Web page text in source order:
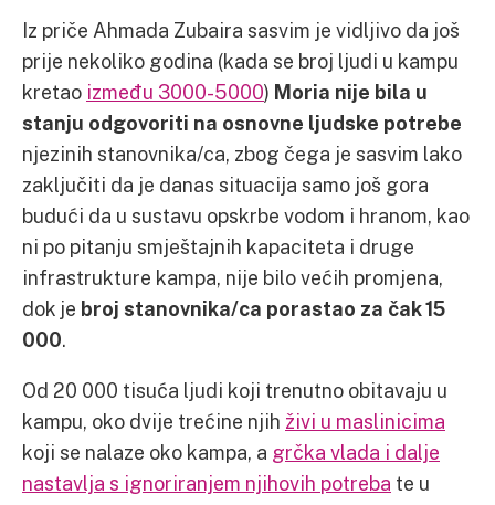
Iz priče Ahmada Zubaira sasvim je vidljivo da još
prije nekoliko godina (kada se broj ljudi u kampu
kretao između 3000-5000) Moria nije bila u
stanju odgovoriti na osnovne ljudske potrebe
njezinih stanovnika/ca, zbog čega je sasvim lako
zaključiti da je danas situacija samo još gora
budući da u sustavu opskrbe vodom i hranom, kao
ni po pitanju smještajnih kapaciteta i druge
infrastrukture kampa, nije bilo većih promjena,
dok je broj stanovnika/ca porastao za čak 15
000.
Od 20 000 tisuća ljudi koji trenutno obitavaju u
kampu, oko dvije trećine njih živi u maslinicima
koji se nalaze oko kampa, a grčka vlada i dalje
nastavlja s ignoriranjem njihovih potreba te u